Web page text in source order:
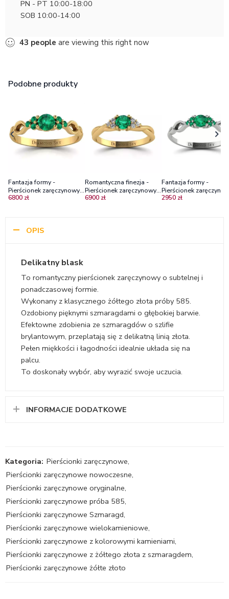
PN - PT 10:00-18:00
SOB 10:00-14:00
43 people are viewing this right now
Podobne produkty
Fantazja formy -
Pierścionek zaręczynowy z
żółtego złota, szmaragdy
6800 zł
Romantyczna finezja -
Pierścionek zaręczynowy z
żółtego złota ze
6900 zł
Fantazja formy -
Pierścionek
białego złota ze
2950 zł
OPIS
Delikatny blask
To romantyczny pierścionek zaręczynowy o subtelnej i
ponadczasowej formie.
Wykonany z klasycznego żółtego złota próby 585.
Ozdobiony pięknymi szmaragdami o głębokiej barwie.
Efektowne zdobienia ze szmaragdów o szlifie
brylantowym, przeplatają się z delikatną linią złota.
Pełen miękkości i łagodności idealnie układa się na
palcu.
To doskonały wybór, aby wyrazić swoje uczucia.
INFORMACJE DODATKOWE
Kategoria: Pierścionki zaręczynowe,
Pierścionki zaręczynowe nowoczesne,
Pierścionki zaręczynowe oryginalne,
Pierścionki zaręczynowe próba 585,
Pierścionki zaręczynowe Szmaragd,
Pierścionki zaręczynowe wielokamieniowe,
Pierścionki zaręczynowe z kolorowymi kamieniami,
Pierścionki zaręczynowe z żółtego złota z szmaragdem,
Pierścionki zaręczynowe żółte złoto